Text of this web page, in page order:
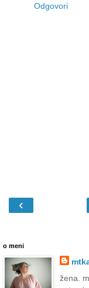
Odgovori
‹
o meni
žena.